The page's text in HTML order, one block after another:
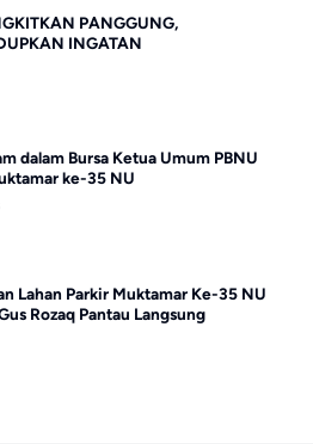
PANGGUNG,
INGATAN
dalam Bursa Ketua Umum PBNU
ke-35 NU
Lahan Parkir Muktamar Ke-35 NU
Rozaq Pantau Langsung